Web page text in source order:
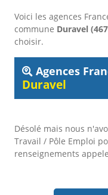
Voici les agences
commune Duravel
choisir.
Agences
Duravel
Désolé mais nous
Travail / Pôle Emploi
renseignements